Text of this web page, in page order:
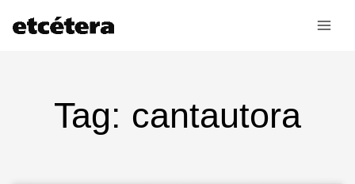
Tag: cantautora